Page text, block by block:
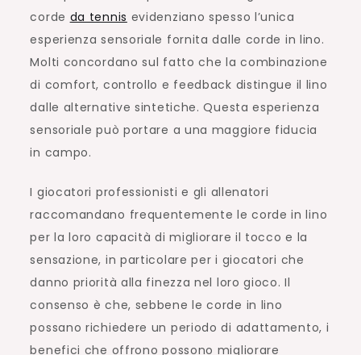
corde da tennis evidenziano spesso l’unica
esperienza sensoriale fornita dalle corde in lino.
Molti concordano sul fatto che la combinazione
di comfort, controllo e feedback distingue il lino
dalle alternative sintetiche. Questa esperienza
sensoriale può portare a una maggiore fiducia
in campo.
I giocatori professionisti e gli allenatori
raccomandano frequentemente le corde in lino
per la loro capacità di migliorare il tocco e la
sensazione, in particolare per i giocatori che
danno priorità alla finezza nel loro gioco. Il
consenso è che, sebbene le corde in lino
possano richiedere un periodo di adattamento, i
benefici che offrono possono migliorare